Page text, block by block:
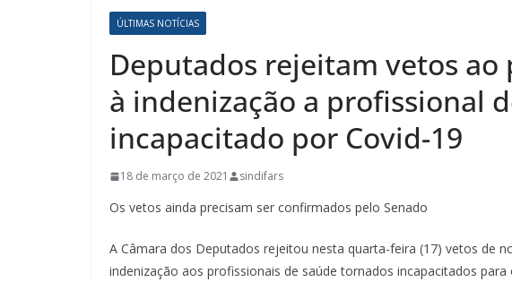
ÚLTIMAS NOTÍCIAS
Deputados rejeitam vetos
à indenização a profissional
incapacitado por Covid-19
18 de março de 2021 sindifars
Os vetos ainda precisam ser confirmados pelo Senado
A Câmara dos Deputados rejeitou nesta quarta-feira (17) vetos de
indenização aos profissionais de saúde tornados incapacitados